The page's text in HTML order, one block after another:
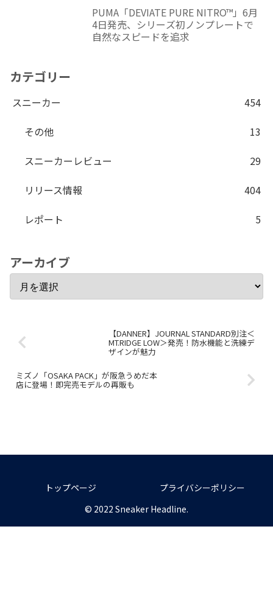
PUMA「DEVIATE PURE NITRO™」6月
4日発売、シリーズ初ノンプレートで
自然なスピードを追求
カテゴリー
スニーカー
454
その他
13
スニーカーレビュー
29
リリース情報
404
レポート
5
アーカイブ
【DANNER】JOURNAL STANDARD別注＜
MT.RIDGE LOW＞発売！防水機能と洗練デ
ザインが魅力
ミズノ「OSAKA PACK」が阪急うめだ本
店に登場！即完売モデルの再販も
トップページ
プライバシーポリシー
© 2022 Sneaker Headline.